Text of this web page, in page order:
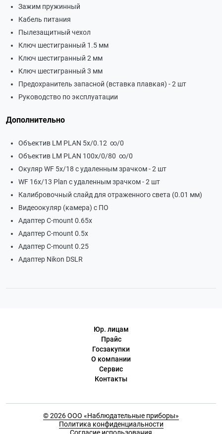
Зажим пружинный
Кабель питания
Пылезащитный чехол
Ключ шестигранный 1.5 мм
Ключ шестигранный 2 мм
Ключ шестигранный 3 мм
Предохранитель запасной (вставка плавкая) - 2 шт
Руководство по эксплуатации
Дополнительно
Объектив LМ PLAN 5x/0.12 ∞/0
Объектив LМ PLAN 100x/0/80 ∞/0
Окуляр WF 5х/18 с удаленным зрачком - 2 шт
WF 16х/13 Plan с удаленным зрачком - 2 шт
Калибровочный слайд для отраженного света (0.01 мм)
Видеоокуляр (камера) с ПО
Адаптер С-mount 0.65х
Адаптер С-mount 0.5х
Адаптер С-mount 0.25
Адаптер Nikon DSLR
Юр. лицам
Прайс
Госзакупки
О компании
Сервис
Контакты
© 2026 ООО «Наблюдательные приборы»
Политика конфиденциальности